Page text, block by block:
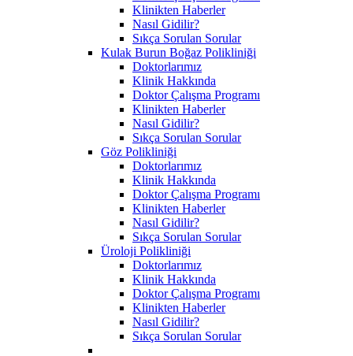
Klinikten Haberler
Nasıl Gidilir?
Sıkça Sorulan Sorular
Kulak Burun Boğaz Polikliniği
Doktorlarımız
Klinik Hakkında
Doktor Çalışma Programı
Klinikten Haberler
Nasıl Gidilir?
Sıkça Sorulan Sorular
Göz Polikliniği
Doktorlarımız
Klinik Hakkında
Doktor Çalışma Programı
Klinikten Haberler
Nasıl Gidilir?
Sıkça Sorulan Sorular
Üroloji Polikliniği
Doktorlarımız
Klinik Hakkında
Doktor Çalışma Programı
Klinikten Haberler
Nasıl Gidilir?
Sıkça Sorulan Sorular